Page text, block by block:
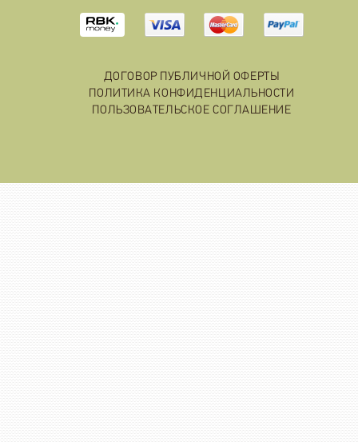
ДОГОВОР ПУБЛИЧНОЙ ОФЕРТЫ
ПОЛИТИКА КОНФИДЕНЦИАЛЬНОСТИ
ПОЛЬЗОВАТЕЛЬСКОЕ СОГЛАШЕНИЕ